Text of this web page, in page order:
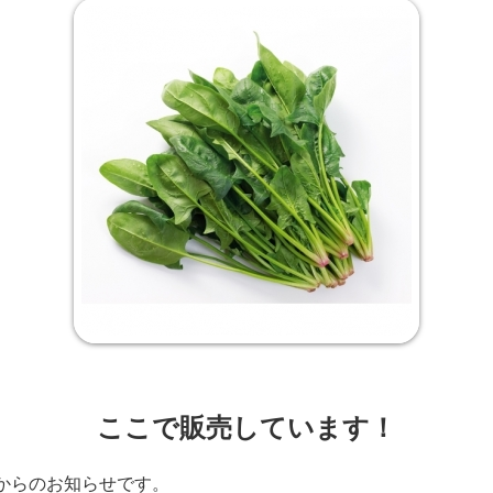
ここで販売しています！
のお知らせです。